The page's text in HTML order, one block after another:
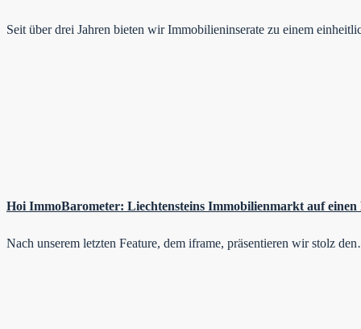
Seit über drei Jahren bieten wir Immobilieninserate zu einem
Hoi ImmoBarometer: Liechtensteins Immobilienmarkt auf einen
Nach unserem letzten Feature, dem iframe, präsentieren wir stolz